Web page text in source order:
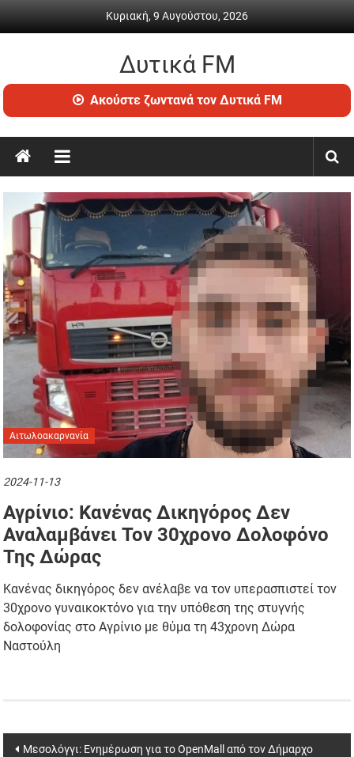
Κυριακή, 9 Αυγούστου, 2026
Δυτικά FM
Ραδιόφωνο
•
ενημέρωση
Ακούστε ζωντανά τον Δυτικά FM
Αιτωλοακαρνανία
2024-11-13
Αγρίνιο: Κανένας Δικηγόρος Δεν
Αναλαμβάνει Τον 30χρονο Δολοφόνο
Της Δώρας
Kανένας δικηγόρος δεν ανέλαβε να τον υπερασπιστεί τον
30χρονο γυναικοκτόνο για την υπόθεση της στυγνής
δολοφονίας στο Αγρίνιο με θύμα τη 43χρονη Δώρα
Ναστούλη
Post
Μεσολόγγι: Ενημέρωση για το OpenMall από τον Δήμαρχο